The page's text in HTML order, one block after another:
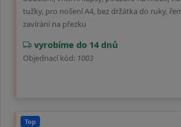
tužky, pro nošení A4, bez držátka do ruky,
zavírání na přezku
vyrobíme do 14 dnů
Objednací kód: 1003
Top